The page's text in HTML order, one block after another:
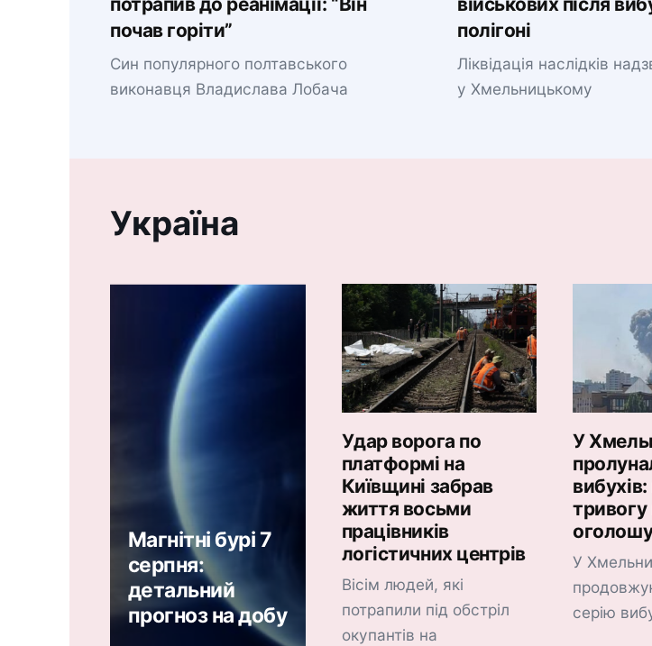
почав горіти”
Син популярного полтавського
виконавця Владислава Лобача
полігоні
Ліквідація наслідків
у Хмельницькому
Україна
Магнітні бурі 7
серпня:
детальний
прогноз на добу
Удар ворога по
платформі на
Київщині забрав
життя восьми
працівників
логістичних центрів
Вісім людей, які
потрапили під обстріл
окупантів на
У
тривогу
У
серію